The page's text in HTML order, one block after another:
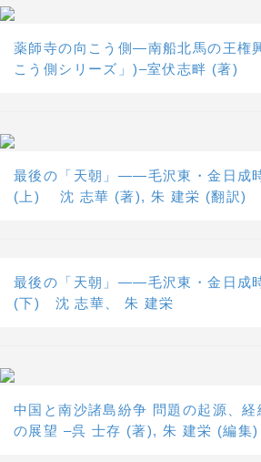
薬師寺の向こう側―南船北馬の王権
こう側シリーズ」)–室伏志畔 (著)
最後の「天朝」――毛沢東・金日成
(上) 沈 志華 (著), 朱 建栄 (翻訳)
最後の「天朝」――毛沢東・金日成
(下) 沈 志華、 朱 建栄
中国と南沙諸島紛争 問題の起源、
の展望 –呉 士存 (著), 朱 建栄 (編集)